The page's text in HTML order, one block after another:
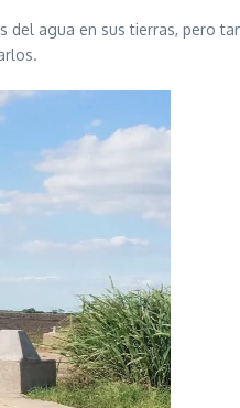
agua en sus tierras, pero